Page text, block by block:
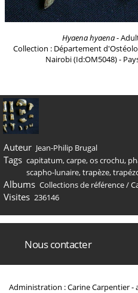
Hyaena hyaena-
Collection : Département
Nairobi (Id:OM5048) -
Auteur Jean-Philip Brugal
Tags capitatum,carpe,os crochu,
scapho-lunaire,trapèze,
Albums Collections de référence/
Visites 236146
Nous contacter
Administration : Carine Carpentier -